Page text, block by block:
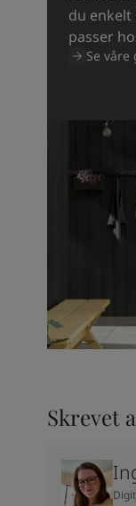
du enkelt
passer
Se
Skrevet